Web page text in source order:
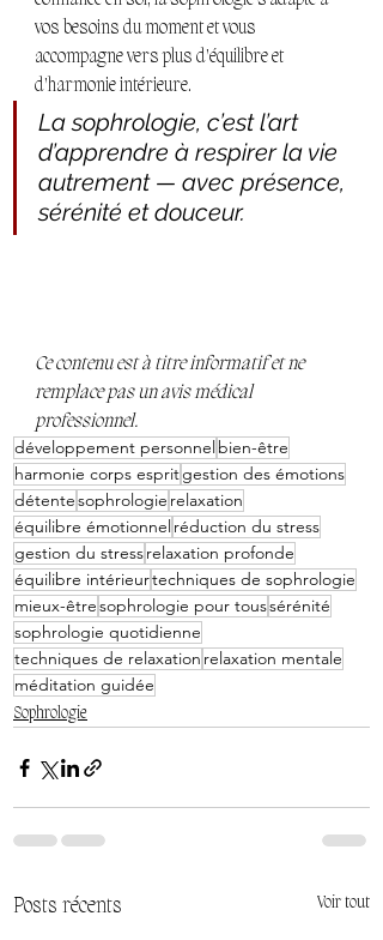
vos besoins du moment et vous
accompagne vers plus d’équilibre et
d’harmonie intérieure.
La sophrologie, c’est l’art
d’apprendre à respirer la vie
autrement — avec présence,
sérénité et douceur.
Ce contenu est à titre informatif et ne
remplace pas un avis médical
professionnel.
développement personnel bien-être
harmonie corps espritgestion des émotions
détentesophrologie relaxation
équilibre émotionnel réduction du stress
gestion du stressrelaxation profonde
équilibre intérieurtechniques de sophrologie
mieux-êtresophrologie pour toussérénité
sophrologie quotidienne
techniques de relaxation relaxation mentale
méditation guidée
Sophrologie
Posts récents Voir tout